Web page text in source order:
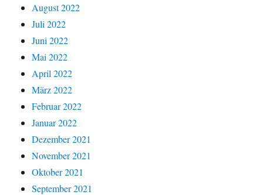
August 2022
Juli 2022
Juni 2022
Mai 2022
April 2022
März 2022
Februar 2022
Januar 2022
Dezember 2021
November 2021
Oktober 2021
September 2021